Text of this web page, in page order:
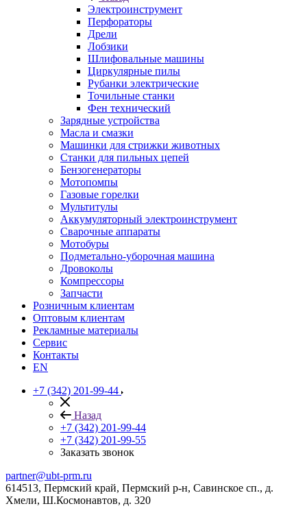
Электроинструмент
Перфораторы
Дрели
Лобзики
Шлифовальные машины
Циркулярные пилы
Рубанки электрические
Точильные станки
Фен технический
Зарядные устройства
Масла и смазки
Машинки для стрижки животных
Станки для пильных цепей
Бензогенераторы
Мотопомпы
Газовые горелки
Мультитулы
Аккумуляторный электроинструмент
Сварочные аппараты
Мотобуры
Подметально-уборочная машина
Дровоколы
Компрессоры
Запчасти
Розничным клиентам
Оптовым клиентам
Рекламные материалы
Сервис
Контакты
EN
+7 (342) 201-99-44
Назад
+7 (342) 201-99-44
+7 (342) 201-99-55
Заказать звонок
partner@ubt-prm.ru
614513, Пермский край, Пермский р-н, Савинское сп., д.
Хмели, Ш.Космонавтов, д. 320